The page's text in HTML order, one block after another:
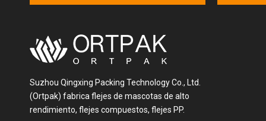
Suzhou Qingxing Packing Technology Co., Ltd.
(Ortpak) fabrica flejes de mascotas de alto
rendimiento, flejes compuestos, flejes PP.